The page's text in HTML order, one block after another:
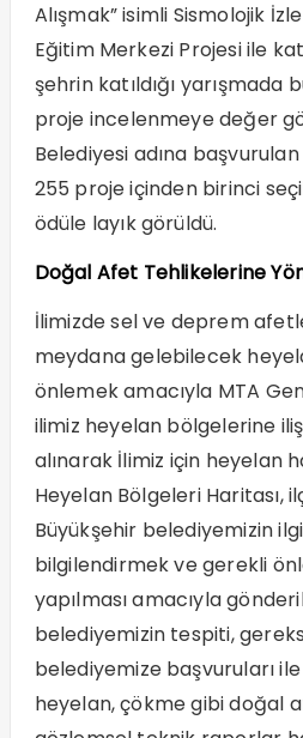
Alışmak” isimli Sismolojik
Eğitim Merkezi Projesi ile
şehrin katıldığı yarışmada
proje incelenmeye değer
Belediyesi adına
255 proje içinden birinci
ödüle layık görüldü.
Doğal Afet Tehlikelerine
İlimizde sel ve deprem
meydana gelebilecek
önlemek amacıyla MTA
ilimiz heyelan bölgelerine
alınarak İlimiz için heyelan
Heyelan Bölgeleri Haritası,
Büyükşehir belediyemizin
bilgilendirmek ve gerekli
yapılması amacıyla
belediyemizin tespiti,
belediyemize başvuruları
heyelan, çökme gibi doğal